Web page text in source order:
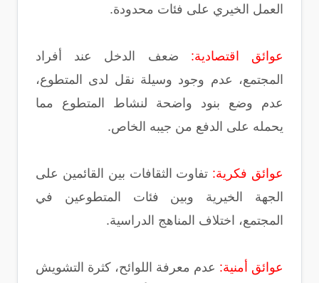
العمل الخيري على فئات محدودة.
عوائق اقتصادية: ضعف الدخل عند أفراد
المجتمع، عدم وجود وسيلة نقل لدى المتطوع،
عدم وضع بنود واضحة لنشاط المتطوع مما
يحمله على الدفع من جيبه الخاص.
عوائق فكرية: تفاوت الثقافات بين القائمين على
الجهة الخيرية وبين فئات المتطوعين في
المجتمع، اختلاف المناهج الدراسية.
عوائق أمنية: عدم معرفة اللوائح، كثرة التشويش